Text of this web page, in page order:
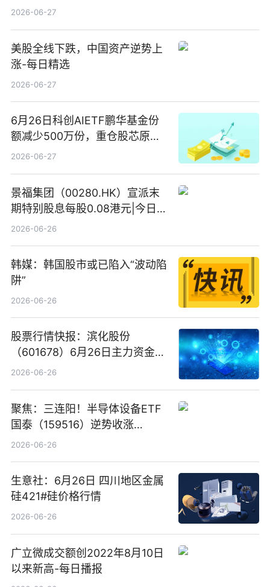
2026-06-27
美股全线下跌，中国资产逆势上
涨-每日精选
2026-06-27
6月26日科创AIETF鹏华基金份
额减少500万份，重仓股芯原股
份、寒武纪、澜起科技 观速讯
2026-06-27
景福集团（00280.HK）宣派末
期特别股息每股0.08港元|今日快
看
2026-06-26
韩媒：韩国股市或已陷入“波动陷
阱”
2026-06-26
股票行情快报：滨化股份
（601678）6月26日主力资金净
卖出5964.34万元
2026-06-26
聚焦：三连阳！半导体设备ETF
国泰（159516）逆势收涨
3.5%，近10日累计净流入超65
2026-06-26
生意社：6月26日 四川地区金属
硅421#硅价格行情
2026-06-26
广立微成交额创2022年8月10日
以来新高-每日播报